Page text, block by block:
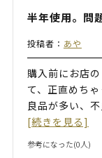
半年使用。問
投稿者： あや
購入前にお店
て、正直めち
良品が多い、
[続きを見る]
参考になった(0人)